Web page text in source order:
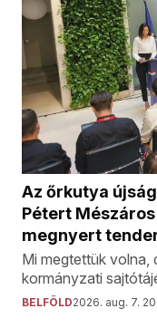
Az őrkutya
Pétert
megnyert
Mi megtettük volna,
kormányzati
BELFÖLD2026. aug. 7.